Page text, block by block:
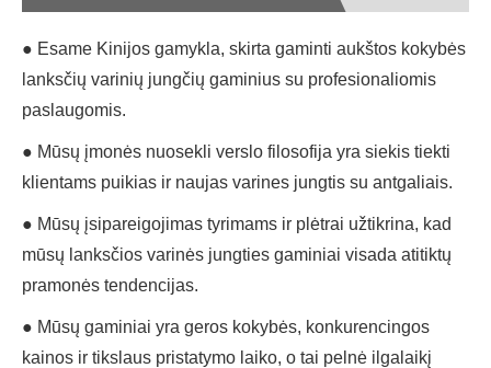
● Esame Kinijos gamykla, skirta gaminti aukštos kokybės
lanksčių varinių jungčių gaminius su profesionaliomis
paslaugomis.
● Mūsų įmonės nuosekli verslo filosofija yra siekis tiekti
klientams puikias ir naujas varines jungtis su antgaliais.
● Mūsų įsipareigojimas tyrimams ir plėtrai užtikrina, kad
mūsų lanksčios varinės jungties gaminiai visada atitiktų
pramonės tendencijas.
● Mūsų gaminiai yra geros kokybės, konkurencingos
kainos ir tikslaus pristatymo laiko, o tai pelnė ilgalaikį